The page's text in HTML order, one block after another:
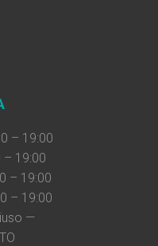
– 19:00
19:00
– 19:00
– 19:00
—